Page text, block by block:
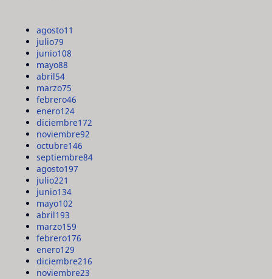
agosto11
julio79
junio108
mayo88
abril54
marzo75
febrero46
enero124
diciembre172
noviembre92
octubre146
septiembre84
agosto197
julio221
junio134
mayo102
abril193
marzo159
febrero176
enero129
diciembre216
noviembre23